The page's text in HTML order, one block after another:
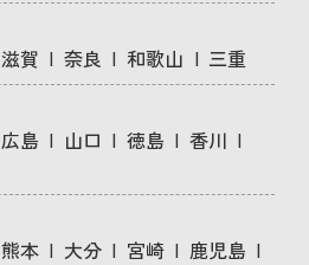
滋賀 奈良 和歌山
三重
広島 山口 徳島
香川
熊本 大分 宮崎
鹿児島